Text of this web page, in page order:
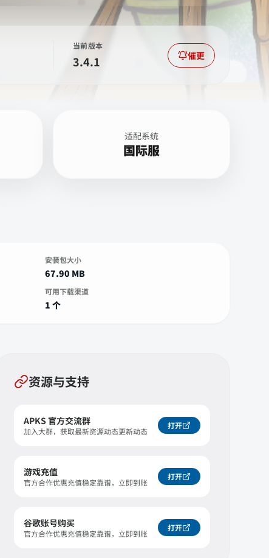
当前版本
3.4.1 催更
适配系统
国际服
安装包大小
67.90 MB
可用下载渠道
1 个
资源与支持
APKS 官方交流群
加入大群，获取最新资源动态更新动态
打开
游戏充值
官方合作优惠充值稳定靠谱，立即到账
打开
谷歌账号购买
官方合作优惠充值稳定靠谱，立即到账
打开